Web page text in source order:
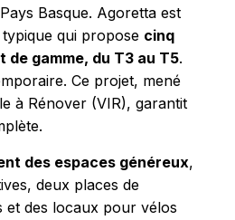
Basque. Agoretta est
qui propose cinq
de gamme, du T3 au T5.
Ce projet, mené
à Rénover (VIR), garantit
des espaces généreux,
deux places de
et des locaux pour vélos